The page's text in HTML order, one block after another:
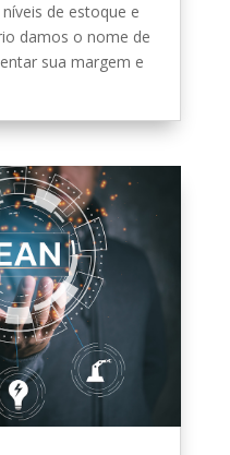
de estoque e
damos o nome de
sua margem e